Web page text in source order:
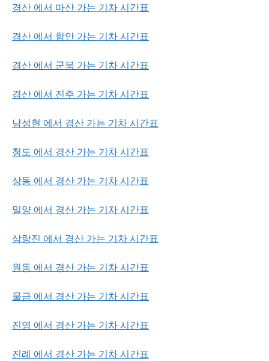
경산 에서 마산 가는 기차 시간표
경산 에서 함안 가는 기차 시간표
경산 에서 군북 가는 기차 시간표
경산 에서 진주 가는 기차 시간표
남성현 에서 경산 가는 기차 시간표
청도 에서 경산 가는 기차 시간표
상동 에서 경산 가는 기차 시간표
밀양 에서 경산 가는 기차 시간표
삼랑진 에서 경산 가는 기차 시간표
원동 에서 경산 가는 기차 시간표
물금 에서 경산 가는 기차 시간표
진영 에서 경산 가는 기차 시간표
진례 에서 경산 가는 기차 시간표